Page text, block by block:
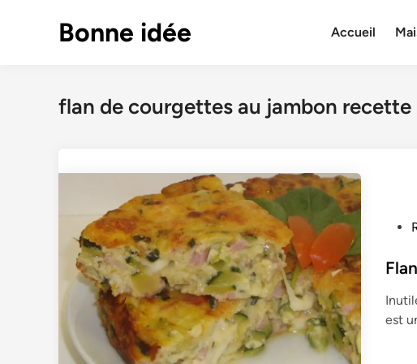
Bonne idée Accueil
flan de courgettes au jambon recette
s
e
d
est